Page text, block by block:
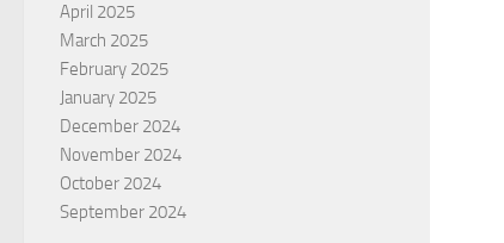
April 2025
March 2025
February 2025
January 2025
December 2024
November 2024
October 2024
September 2024